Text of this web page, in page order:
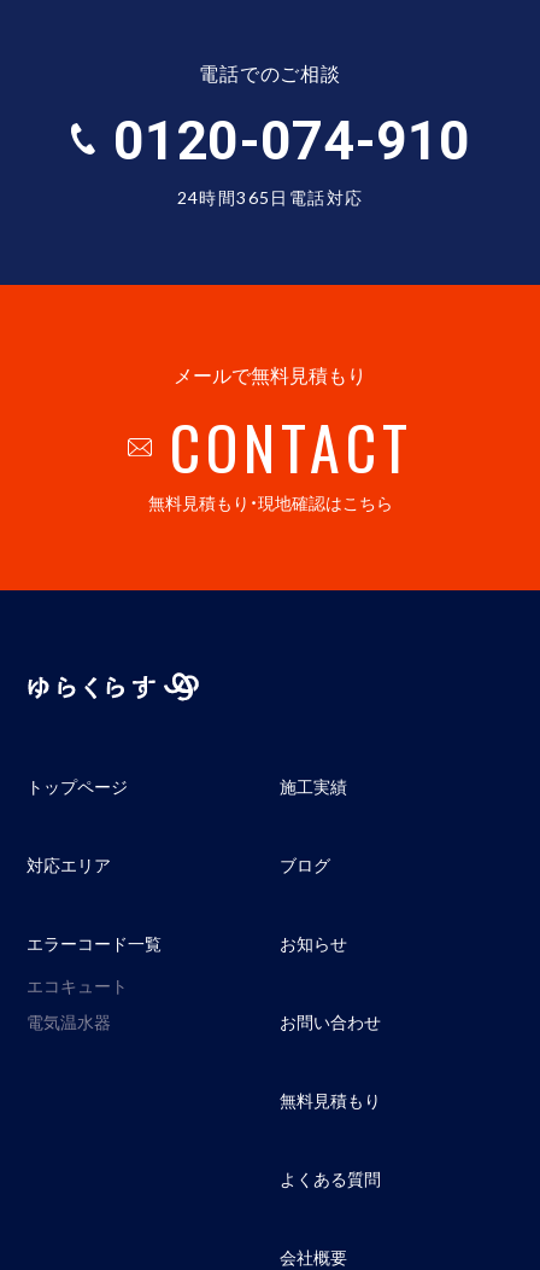
電話でのご相談
0120-074-910
24時間365日電話対応
メールで無料見積もり
CONTACT
無料見積もり・現地確認はこちら
トップページ
対応エリア
エラーコード一覧
エコキュート
電気温水器
施工実績
ブログ
お知らせ
お問い合わせ
無料見積もり
よくある質問
会社概要